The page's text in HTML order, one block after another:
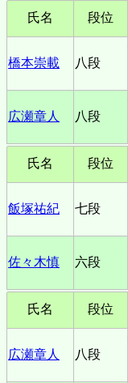
氏名 段位
橋本崇載 八段
広瀬章人 八段
氏名 段位
飯塚祐紀 七段
佐々木慎 六段
氏名 段位
広瀬章人 八段